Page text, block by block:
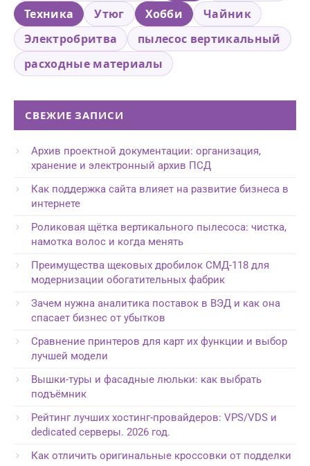
Техника
Утюг Хобби
Чайник
Электробритва
пылесос вертикальный
расходные материалы
СВЕЖИЕ ЗАПИСИ
Архив проектной документации: организация,
хранение и электронный архив ПСД
Как поддержка сайта влияет на развитие бизнеса в
интернете
Роликовая щётка вертикального пылесоса: чистка,
намотка волос и когда менять
Преимущества щековых дробилок СМД-118 для
модернизации обогатительных фабрик
Зачем нужна аналитика поставок в ВЭД и как она
спасает бизнес от убытков
Сравнение принтеров для карт их функции и выбор
лучшей модели
Вышки-туры и фасадные люльки: как выбрать
подъёмник
Рейтинг лучших хостинг-провайдеров: VPS/VDS и
dedicated серверы. 2026 год.
Как отличить оригинальные кроссовки от подделки